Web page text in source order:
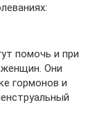
помочь и при
женщин. Они
гормонов и